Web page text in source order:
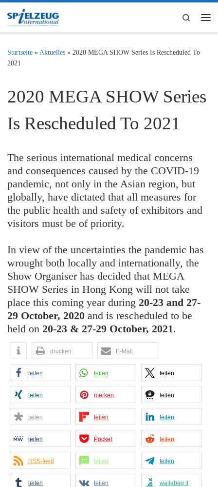
Zum Inhalt springen
Search
Startseite » Aktuelles » 2020 MEGA SHOW Series Is Rescheduled To
2021
2020 MEGA SHOW Series
Is Rescheduled To 2021
The serious international medical concerns
and consequences caused by the COVID-19
pandemic, not only in the Asian region, but
globally, have dictated that all measures for
the public health and safety of exhibitors and
visitors must be of priority.
In view of the uncertainties the pandemic has
wrought both locally and internationally, the
Show Organiser has decided that MEGA
SHOW Series in Hong Kong will not take
place this coming year during 20-23 and 27-
29 October, 2020 and is rescheduled to be
held on 20-23 & 27-29 October, 2021.
drucken E-Mail
teilen teilen teilen
teilen merken teilen
teilen teilen teilen
teilen Pocket teilen
RSS-feed teilen teilen
teilen teilen wallabag it